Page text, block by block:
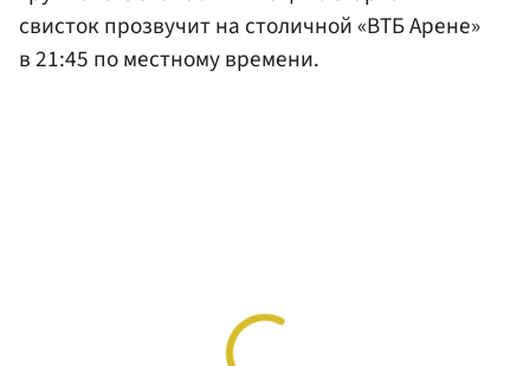
свисток прозвучит на столичной «ВТБ Арене»
в 21:45 по местному времени.